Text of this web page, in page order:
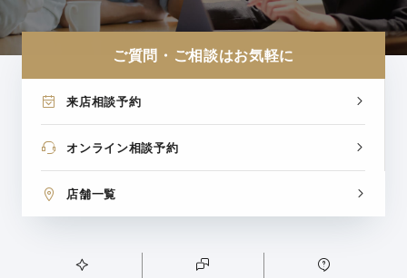
ご質問・ご相談はお気軽に
来店相談予約
オンライン相談予約
店舗一覧